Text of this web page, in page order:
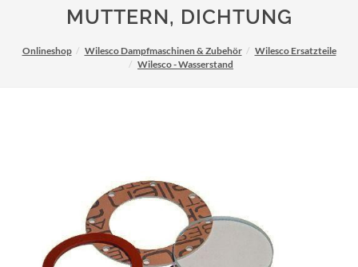
MUTTERN, DICHTUNG
Onlineshop Wilesco Dampfmaschinen & Zubehör
Wilesco Ersatzteile
Wilesco - Wasserstand